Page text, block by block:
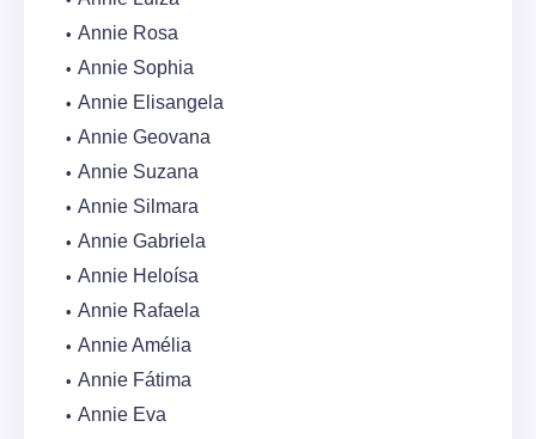
Annie Rosa
Annie Sophia
Annie Elisangela
Annie Geovana
Annie Suzana
Annie Silmara
Annie Gabriela
Annie Heloísa
Annie Rafaela
Annie Amélia
Annie Fátima
Annie Eva